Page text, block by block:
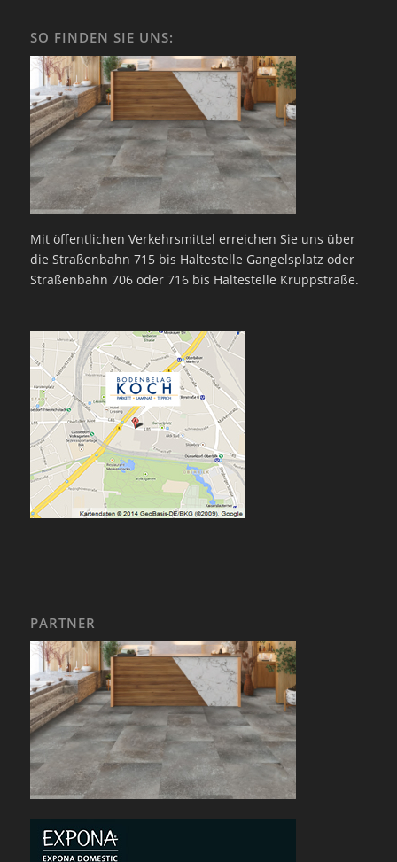
SO FINDEN SIE UNS:
Mit öffentlichen Verkehrsmittel erreichen Sie uns über
die Straßenbahn 715 bis Haltestelle Gangelsplatz oder
Straßenbahn 706 oder 716 bis Haltestelle Kruppstraße.
PARTNER